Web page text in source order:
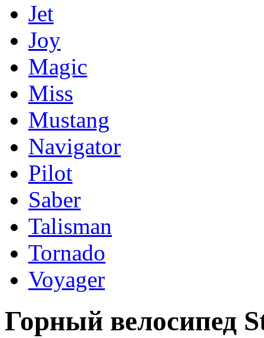
Jet
Joy
Magic
Miss
Mustang
Navigator
Pilot
Saber
Talisman
Tornado
Voyager
Горный велосипед